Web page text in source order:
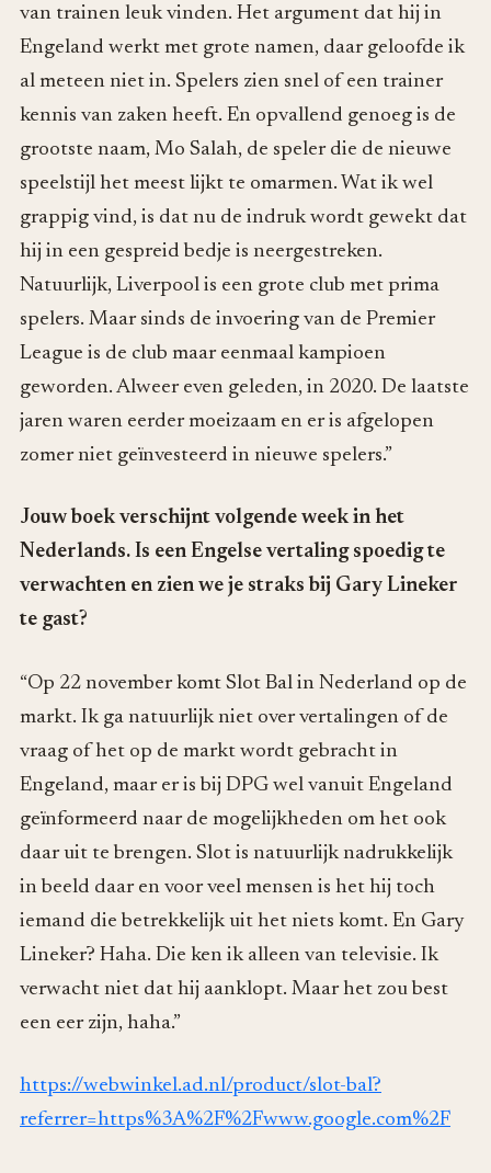
van trainen leuk vinden. Het argument dat hij in
Engeland werkt met grote namen, daar geloofde ik
al meteen niet in. Spelers zien snel of een trainer
kennis van zaken heeft. En opvallend genoeg is de
grootste naam, Mo Salah, de speler die de nieuwe
speelstijl het meest lijkt te omarmen. Wat ik wel
grappig vind, is dat nu de indruk wordt gewekt dat
hij in een gespreid bedje is neergestreken.
Natuurlijk, Liverpool is een grote club met prima
spelers. Maar sinds de invoering van de Premier
League is de club maar eenmaal kampioen
geworden. Alweer even geleden, in 2020. De laatste
jaren waren eerder moeizaam en er is afgelopen
zomer niet geïnvesteerd in nieuwe spelers.”
Jouw boek verschijnt volgende week in het
Nederlands. Is een Engelse vertaling spoedig te
verwachten en zien we je straks bij Gary Lineker
te gast?
“Op 22 november komt Slot Bal in Nederland op de
markt. Ik ga natuurlijk niet over vertalingen of de
vraag of het op de markt wordt gebracht in
Engeland, maar er is bij DPG wel vanuit Engeland
geïnformeerd naar de mogelijkheden om het ook
daar uit te brengen. Slot is natuurlijk nadrukkelijk
in beeld daar en voor veel mensen is het hij toch
iemand die betrekkelijk uit het niets komt. En Gary
Lineker? Haha. Die ken ik alleen van televisie. Ik
verwacht niet dat hij aanklopt. Maar het zou best
een eer zijn, haha.”
https://webwinkel.ad.nl/product/slot-bal?
referrer=https%3A%2F%2Fwww.google.com%2F